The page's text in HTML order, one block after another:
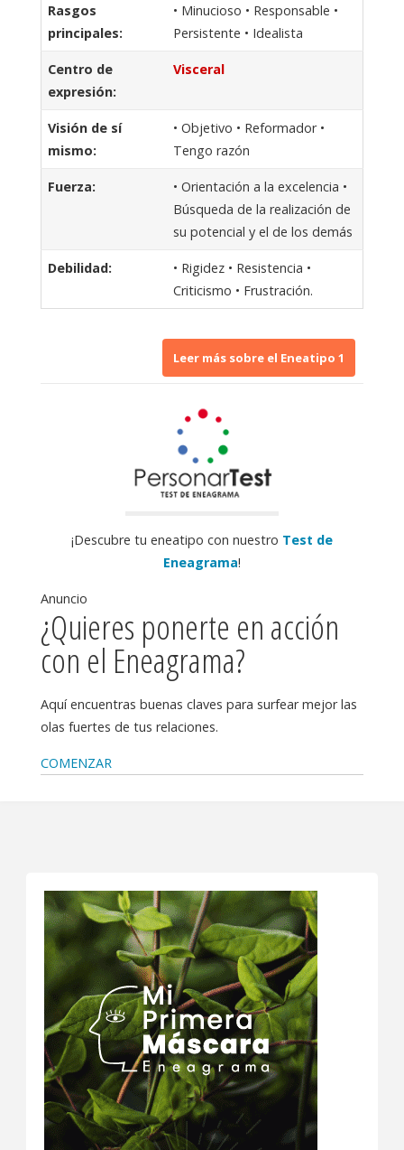
Rasgos
principales:
• Minucioso • Responsable •
Persistente • Idealista
Centro de
expresión:
Visceral
Visión de sí
mismo:
• Objetivo • Reformador •
Tengo razón
Fuerza:
• Orientación a la excelencia •
Búsqueda de la realización de
su potencial y el de los demás
Debilidad:
• Rigidez • Resistencia •
Criticismo • Frustración.
¡Descubre tu eneatipo con nuestro Test de
Eneagrama!
Anuncio
¿Quieres ponerte en acción
con el Eneagrama?
Aquí encuentras buenas claves para surfear mejor las
olas fuertes de tus relaciones.
COMENZAR